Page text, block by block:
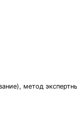
метод